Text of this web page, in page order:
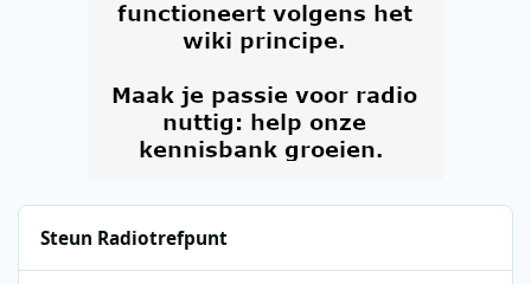
Steun Radiotrefpunt